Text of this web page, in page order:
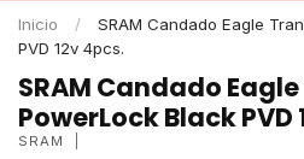
Inicio /
SRAM Candado Eagle
PVD 12v 4pcs.
SRAM Candado
PowerLock Black PVD
SRAM